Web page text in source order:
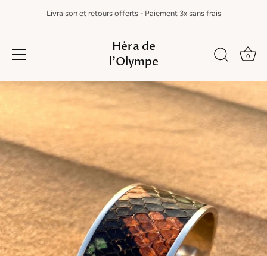
Passer
Livraison et retours offerts - Paiement 3x sans frais
Hėra de
l'Olympe
0